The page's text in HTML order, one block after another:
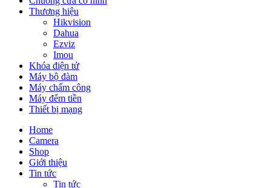
Thương hiệu
Hikvision
Dahua
Ezviz
Imou
Khóa điện tử
Máy bộ đàm
Máy chấm công
Máy đếm tiền
Thiết bị mạng
Home
Camera
Shop
Giới thiệu
Tin tức
Tin tức